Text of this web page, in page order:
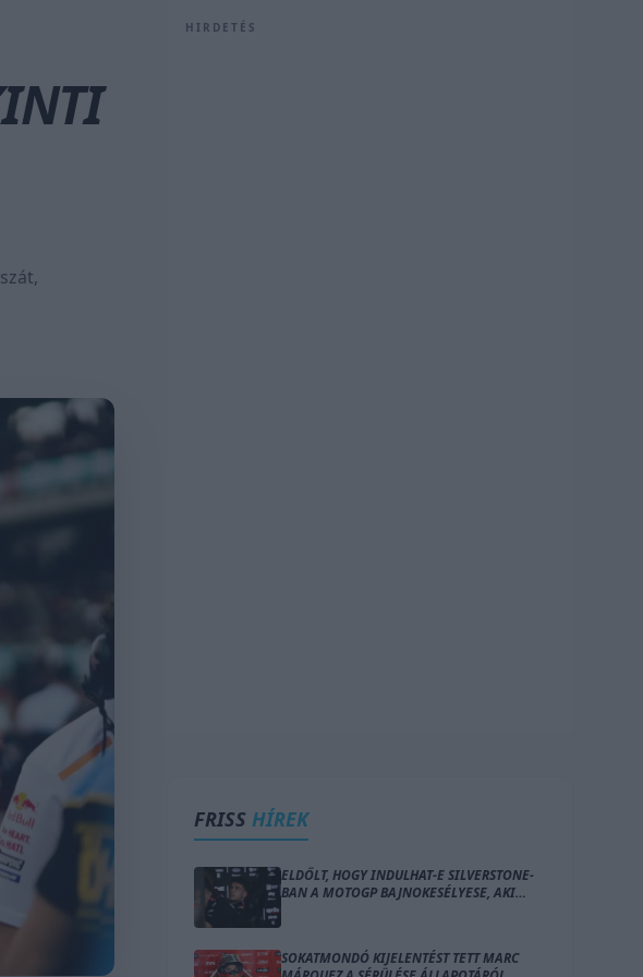
HIRDETÉS
FRISS HÍREK
ELDŐLT, HOGY INDULHAT-E SILVERSTONE-
BAN A MOTOGP BAJNOKESÉLYESE, AKI
SOKATMONDÓ KIJELENTÉST TETT MARC